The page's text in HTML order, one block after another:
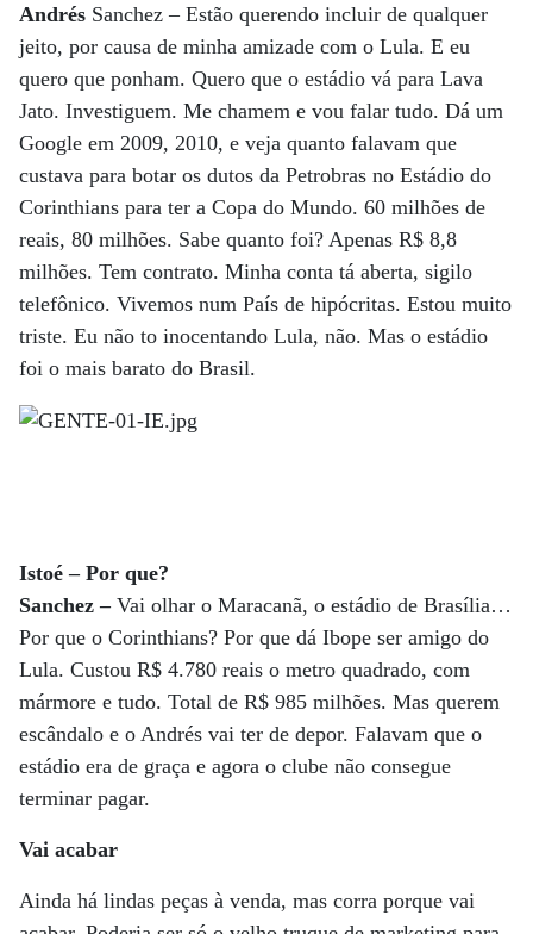
Andrés Sanchez – Estão querendo incluir de qualquer
jeito, por causa de minha amizade com o Lula. E eu
quero que ponham. Quero que o estádio vá para Lava
Jato. Investiguem. Me chamem e vou falar tudo. Dá um
Google em 2009, 2010, e veja quanto falavam que
custava para botar os dutos da Petrobras no Estádio do
Corinthians para ter a Copa do Mundo. 60 milhões de
reais, 80 milhões. Sabe quanto foi? Apenas R$ 8,8
milhões. Tem contrato. Minha conta tá aberta, sigilo
telefônico. Vivemos num País de hipócritas. Estou muito
triste. Eu não to inocentando Lula, não. Mas o estádio
foi o mais barato do Brasil.
Istoé – Por que?
Sanchez – Vai olhar o Maracanã, o estádio de Brasília…
Por que o Corinthians? Por que dá Ibope ser amigo do
Lula. Custou R$ 4.780 reais o metro quadrado, com
mármore e tudo. Total de R$ 985 milhões. Mas querem
escândalo e o Andrés vai ter de depor. Falavam que o
estádio era de graça e agora o clube não consegue
terminar pagar.
Vai acabar
Ainda há lindas peças à venda, mas corra porque vai